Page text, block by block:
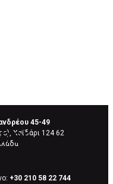
45-49
Χαϊδάρι 124 62
+30 210 58 22 744